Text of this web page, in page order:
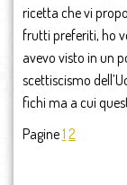
ricetta che vi
frutti preferiti, ho
avevo visto in un
scettiscismo
fichi ma a cui
Pagine1 2